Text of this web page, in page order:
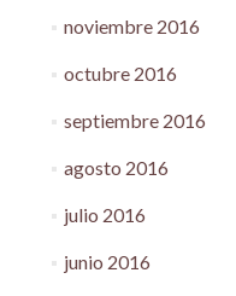
noviembre 2016
octubre 2016
septiembre 2016
agosto 2016
julio 2016
junio 2016